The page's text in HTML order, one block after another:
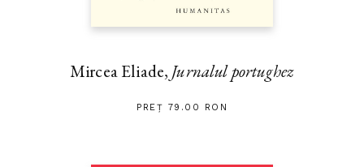
Mircea Eliade, Jurnalul portughez
PREȚ 79.00 RON